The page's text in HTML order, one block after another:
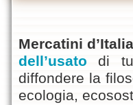
Mercatini d’Italia
dell’usato di
diffondere la
ecologia,